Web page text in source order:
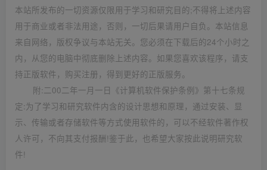
本站所发布的一切资源仅限用于学习和研究目的;不得将上述内容
用于商业或者非法用途，否则，一切后果请用户自负。本站信息
来自网络，版权争议与本站无关。您必须在下载后的24个小时之
内，从您的电脑中彻底删除上述内容。如果您喜欢该程序，请支
持正版软件，购买注册，得到更好的正版服务。
附:二00二年一月一日《计算机软件保护条例》第十七条规
定:为了学习和研究软件内含的设计思想和原理，通过安装、显
示、传输或者存储软件等方式使用软件的，可以不经软件著作权
人许可，不向其支付报酬!鉴于此，也希望大家按此说明研究软
件!